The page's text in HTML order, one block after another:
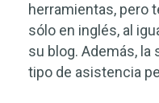
herramientas, pero
sólo en inglés, al
su blog. Además,
tipo de asistencia